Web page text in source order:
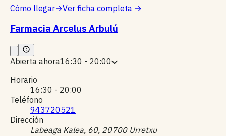
Cómo llegar→Ver ficha completa →
Farmacia Arcelus Arbulú
Abierta ahora16:30 - 20:00
Horario
16:30 - 20:00
Teléfono
943720521
Dirección
Labeaga Kalea, 60, 20700 Urretxu